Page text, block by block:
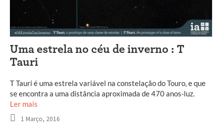
Uma estrela no céu de inverno : T
Tauri
T Tauri é uma estrela variável na constelação do Touro, e que
se encontra a uma distância aproximada de 470 anos-luz.
Ler mais
1 Março, 2016